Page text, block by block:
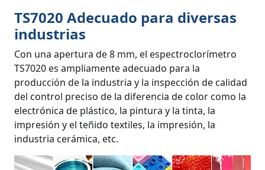
TS7020 Adecuado para diversas
industrias
Con una apertura de 8 mm, el espectroclorímetro
TS7020 es ampliamente adecuado para la
producción de la industria y la inspección de calidad
del control preciso de la diferencia de color como la
electrónica de plástico, la pintura y la tinta, la
impresión y el teñido textiles, la impresión, la
industria cerámica, etc.